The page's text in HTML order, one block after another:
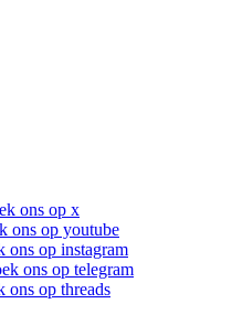
ons op x
ons op youtube
ons op instagram
ons op telegram
ons op threads